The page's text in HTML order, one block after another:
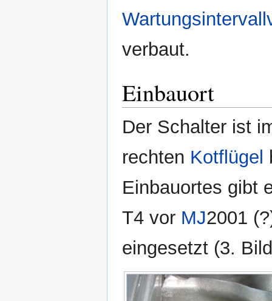
verbaut.
Einbauort
Der Schalter ist
rechten Kotflügel
Einbauortes gibt
T4 vor MJ2001
eingesetzt (3.